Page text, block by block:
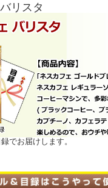
リスタ
でお届けします。